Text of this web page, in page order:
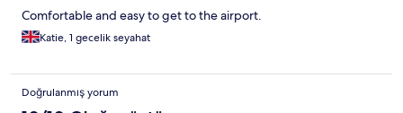
Comfortable and easy to get to the airport.
Katie, 1 gecelik seyahat
Doğrulanmış yorum